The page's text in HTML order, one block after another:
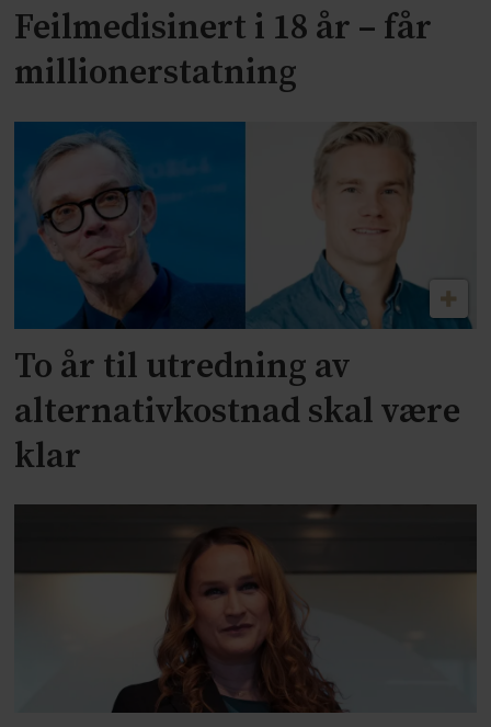
Feilmedisinert i 18 år – får
millionerstatning
To år til utredning av
alternativkostnad skal være
klar